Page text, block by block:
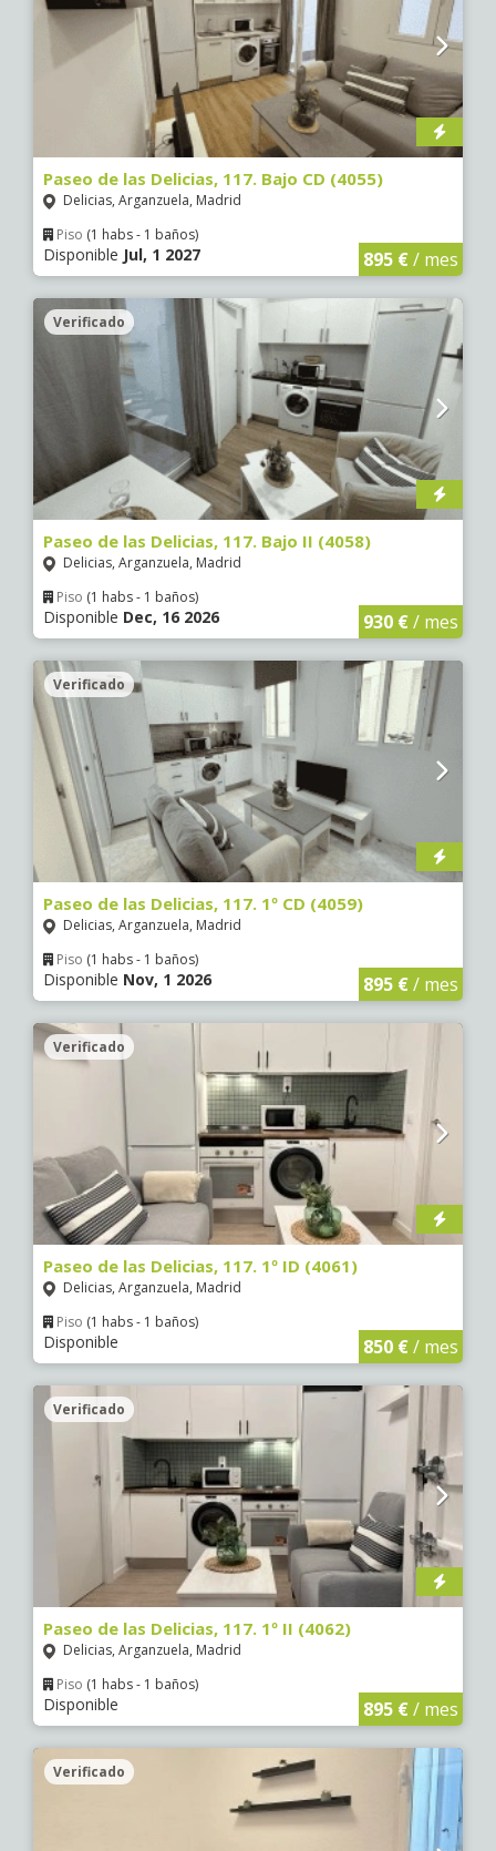
Paseo de las Delicias, 117. Bajo CD (4055)
Delicias, Arganzuela, Madrid
Piso (1 habs - 1 baños)
Disponible Jul, 1 2027 895 €/ mes
Verificado
Paseo de las Delicias, 117. Bajo II (4058)
Delicias, Arganzuela, Madrid
Piso (1 habs - 1 baños)
Disponible Dec, 16 2026 930 €/ mes
Verificado
Paseo de las Delicias, 117. 1º CD (4059)
Delicias, Arganzuela, Madrid
Piso (1 habs - 1 baños)
Disponible Nov, 1 2026 895 €/ mes
Verificado
Paseo de las Delicias, 117. 1º ID (4061)
Delicias, Arganzuela, Madrid
Piso (1 habs - 1 baños)
Disponible 850 €/ mes
Verificado
Paseo de las Delicias, 117. 1º II (4062)
Delicias, Arganzuela, Madrid
Piso (1 habs - 1 baños)
Disponible 895 €/ mes
Verificado